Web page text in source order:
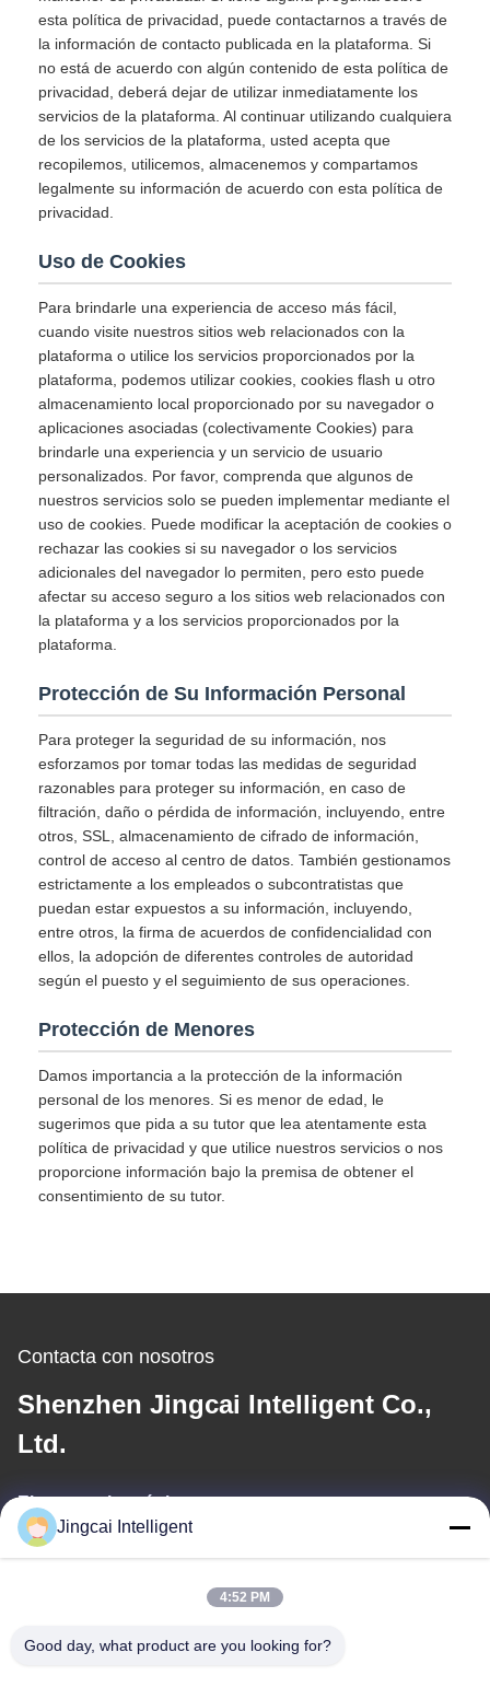
esta política de privacidad, puede contactarnos a través de
la información de contacto publicada en la plataforma. Si
no está de acuerdo con algún contenido de esta política de
privacidad, deberá dejar de utilizar inmediatamente los
servicios de la plataforma. Al continuar utilizando cualquiera
de los servicios de la plataforma, usted acepta que
recopilemos, utilicemos, almacenemos y compartamos
legalmente su información de acuerdo con esta política de
privacidad.
Uso de Cookies
Para brindarle una experiencia de acceso más fácil,
cuando visite nuestros sitios web relacionados con la
plataforma o utilice los servicios proporcionados por la
plataforma, podemos utilizar cookies, cookies flash u otro
almacenamiento local proporcionado por su navegador o
aplicaciones asociadas (colectivamente Cookies) para
brindarle una experiencia y un servicio de usuario
personalizados. Por favor, comprenda que algunos de
nuestros servicios solo se pueden implementar mediante el
uso de cookies. Puede modificar la aceptación de cookies o
rechazar las cookies si su navegador o los servicios
adicionales del navegador lo permiten, pero esto puede
afectar su acceso seguro a los sitios web relacionados con
la plataforma y a los servicios proporcionados por la
plataforma.
Protección de Su Información Personal
Para proteger la seguridad de su información, nos
esforzamos por tomar todas las medidas de seguridad
razonables para proteger su información, en caso de
filtración, daño o pérdida de información, incluyendo, entre
otros, SSL, almacenamiento de cifrado de información,
control de acceso al centro de datos. También gestionamos
estrictamente a los empleados o subcontratistas que
puedan estar expuestos a su información, incluyendo,
entre otros, la firma de acuerdos de confidencialidad con
ellos, la adopción de diferentes controles de autoridad
según el puesto y el seguimiento de sus operaciones.
Protección de Menores
Damos importancia a la protección de la información
personal de los menores. Si es menor de edad, le
sugerimos que pida a su tutor que lea atentamente esta
política de privacidad y que utilice nuestros servicios o nos
proporcione información bajo la premisa de obtener el
consentimiento de su tutor.
Contacta con nosotros
Shenzhen Jingcai Intelligent Co.,
Ltd.
El correo electrónico
Jingcai Intelligent
4:52 PM
Good day, what product are you looking for?